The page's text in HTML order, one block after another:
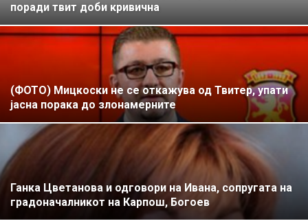
поради твит доби кривична
(ФОТО) Мицкоски не се откажува од Твитер, упати
јасна порака до злонамерните
Ганка Цветанова и одговори на Ивана, сопругата на
градоначалникот на Карпош, Богоев